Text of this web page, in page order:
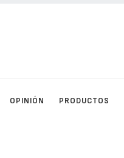
OPINIÓN PRODUCTOS